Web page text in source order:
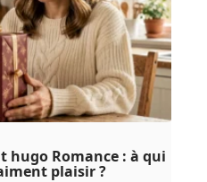
hugo Romance : à qui
plaisir ?